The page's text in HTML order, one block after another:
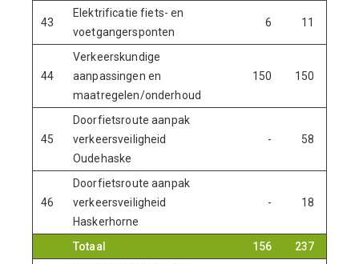
43
Elektrificatie fiets- en
voetgangersponten
6 11
44
Verkeerskundige
aanpassingen en
maatregelen/onderhoud
150 150
45
Doorfietsroute aanpak
verkeersveiligheid
Oudehaske
- 58
46
Doorfietsroute aanpak
verkeersveiligheid
Haskerhorne
- 18
Totaal 156 237